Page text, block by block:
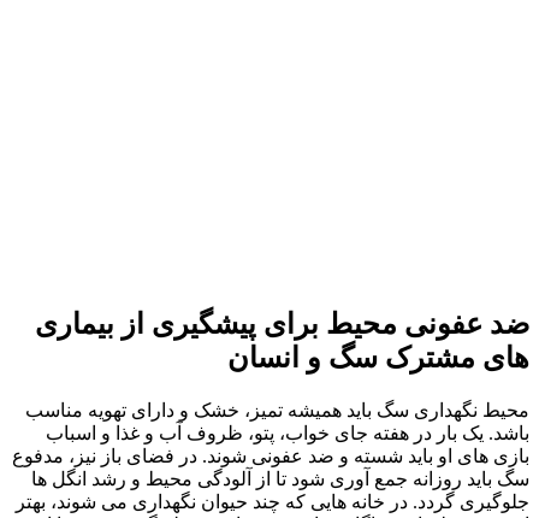
ضد عفونی محیط برای پیشگیری از بیماری‌
های مشترک سگ و انسان
محیط نگهداری سگ باید همیشه تمیز، خشک و دارای تهویه مناسب
باشد. یک بار در هفته جای خواب، پتو، ظروف آب و غذا و اسباب‌
بازی‌ های او باید شسته و ضد عفونی شوند. در فضای باز نیز، مدفوع
سگ باید روزانه جمع‌ آوری شود تا از آلودگی محیط و رشد انگل‌ ها
جلوگیری گردد. در خانه‌ هایی که چند حیوان نگهداری می‌ شوند، بهتر